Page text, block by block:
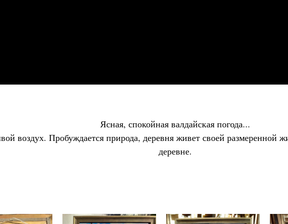
Ясная, спокойная валдайская погода...
воздух. Пробуждается природа, деревня живет своей размеренной
деревне.